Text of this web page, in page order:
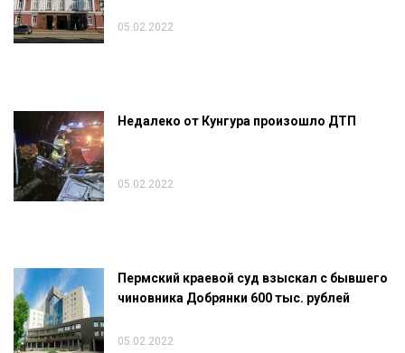
05.02.2022
Недалеко от Кунгура произошло ДТП
05.02.2022
Пермский краевой суд взыскал с бывшего
чиновника Добрянки 600 тыс. рублей
05.02.2022